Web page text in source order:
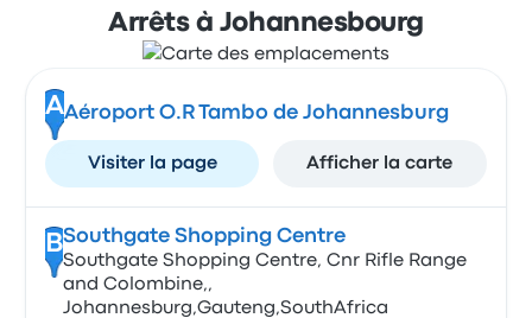
Arrêts à Johannesbourg
AAéroport O.R Tambo de Johannesburg
Visiter la page Afficher la carte
BSouthgate Shopping Centre
Southgate Shopping Centre, Cnr Rifle Range
and Colombine,,
Johannesburg,Gauteng,SouthAfrica